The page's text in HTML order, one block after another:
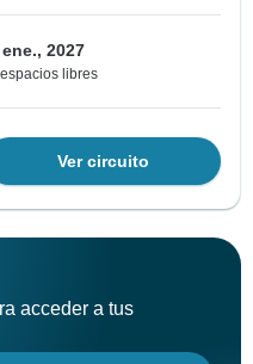
2027
libres
Ver circuito
acceder a tus